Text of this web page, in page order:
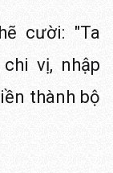
cười: "Ta
vị, nhập
thành bộ